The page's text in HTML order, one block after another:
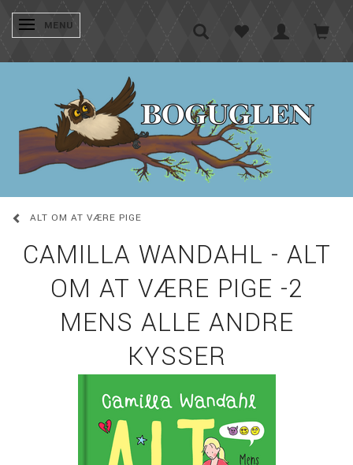
SKIFTE NAVIGATION
MENU
ALT OM AT VÆRE PIGE
CAMILLA WANDAHL - ALT
OM AT VÆRE PIGE -2
MENS ALLE ANDRE
KYSSER